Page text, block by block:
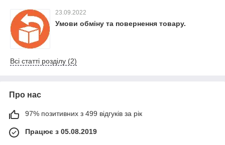
23.09.2022
Умови обміну та повернення товару.
Всі статті розділу (2)
Про нас
97% позитивних з 499 відгуків за рік
Працює з 05.08.2019